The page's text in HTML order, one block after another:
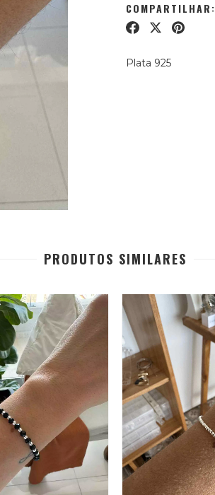
COMPARTILHAR:
Plata 925
PRODUTOS SIMILARES